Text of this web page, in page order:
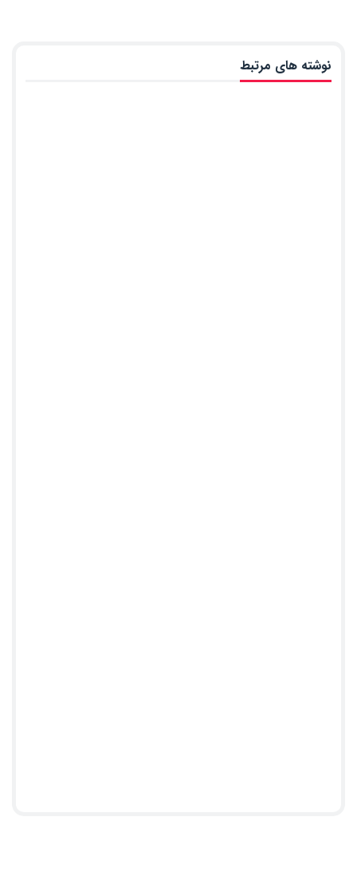
نوشته های مرتبط